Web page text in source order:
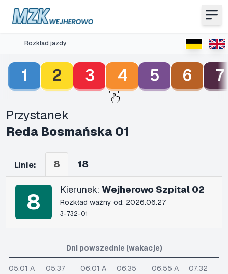
Rozkład jazdy
1 2 3 4 5 6 7
Przystanek
Reda Bosmańska 01
Linie: 8 18
8 Kierunek: Wejherowo Szpital 02
Rozkład ważny od: 2026.06.27
3-732-01
Dni powszednie (wakacje)
05:01 A 05:37 06:01 A 06:35 06:55 A
07:32